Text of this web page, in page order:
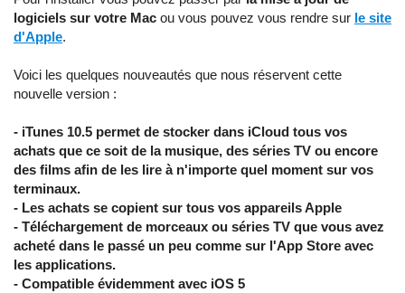
logiciels sur votre Mac ou vous pouvez vous rendre sur le site
d'Apple.
Voici les quelques nouveautés que nous réservent cette
nouvelle version :
- iTunes 10.5 permet de stocker dans iCloud tous vos
achats que ce soit de la musique, des séries TV ou encore
des films afin de les lire à n'importe quel moment sur vos
terminaux.
- Les achats se copient sur tous vos appareils Apple
- Téléchargement de morceaux ou séries TV que vous avez
acheté dans le passé un peu comme sur l'App Store avec
les applications.
- Compatible évidemment avec iOS 5